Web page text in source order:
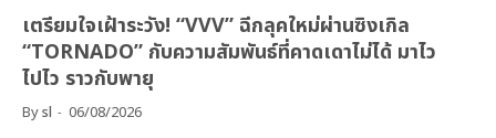
เตรียมใจเฝ้าระวัง! “VVV” ฉีกลุคใหม่ผ่านซิงเกิล
“TORNADO” กับความสัมพันธ์ที่คาดเดาไม่ได้ มาไว
ไปไว ราวกับพายุ
Bysl 06/08/2026